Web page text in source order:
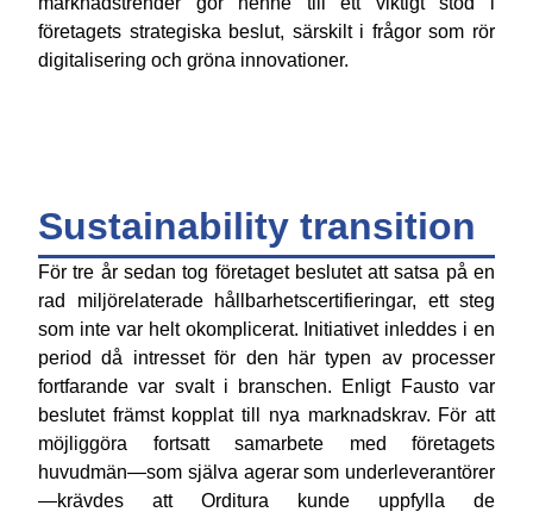
företagets strategiska beslut, särskilt i frågor som rör
digitalisering och gröna innovationer.
Sustainability transition
För tre år sedan tog företaget beslutet att satsa på en
rad miljörelaterade hållbarhetscertifieringar, ett steg
som inte var helt okomplicerat. Initiativet inleddes i en
period då intresset för den här typen av processer
fortfarande var svalt i branschen. Enligt Fausto var
beslutet främst kopplat till nya marknadskrav. För att
möjliggöra fortsatt samarbete med företagets
huvudmän—som själva agerar som underleverantörer
—krävdes att Orditura kunde uppfylla de